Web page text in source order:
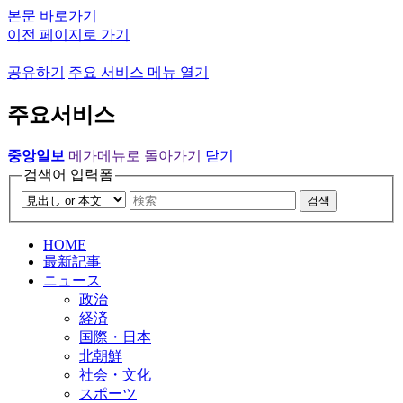
본문 바로가기
이전 페이지로 가기
공유하기 주요 서비스 메뉴 열기
주요서비스
중앙일보 메가메뉴로 돌아가기
닫기
검색어 입력폼
검색
HOME
最新記事
ニュース
政治
経済
国際・日本
北朝鮮
社会・文化
スポーツ